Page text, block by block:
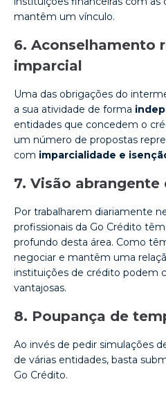
mantêm um vínculo.
6. Aconselhamento
imparcial
Uma das obrigações do
a sua atividade de forma
entidades que concedem o
um número de propostas
com imparcialidade e
7. Visão
Por trabalharem diariamente
profissionais da Go Crédito
profundo desta área. Como
negociar e mantêm uma
instituições de crédito podem
vantajosas.
8. Poupança de
Ao invés de pedir simulações
de várias entidades, basta
Go Crédito.